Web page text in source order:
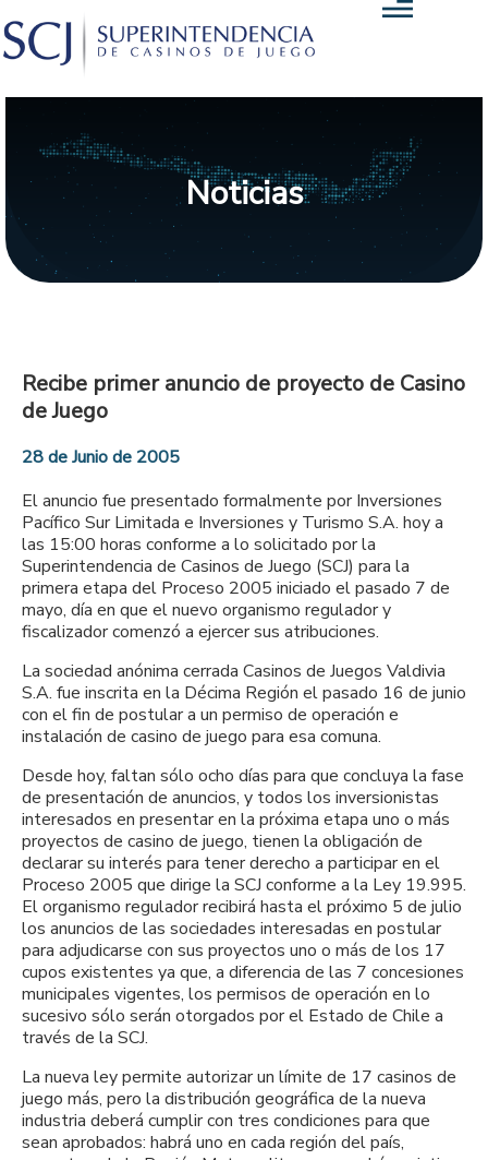
Noticias
Recibe primer anuncio de proyecto de Casino
de Juego
28 de Junio de 2005
El anuncio fue presentado formalmente por Inversiones
Pacífico Sur Limitada e Inversiones y Turismo S.A. hoy a
las 15:00 horas conforme a lo solicitado por la
Superintendencia de Casinos de Juego (SCJ) para la
primera etapa del Proceso 2005 iniciado el pasado 7 de
mayo, día en que el nuevo organismo regulador y
fiscalizador comenzó a ejercer sus atribuciones.
La sociedad anónima cerrada Casinos de Juegos Valdivia
S.A. fue inscrita en la Décima Región el pasado 16 de junio
con el fin de postular a un permiso de operación e
instalación de casino de juego para esa comuna.
Desde hoy, faltan sólo ocho días para que concluya la fase
de presentación de anuncios, y todos los inversionistas
interesados en presentar en la próxima etapa uno o más
proyectos de casino de juego, tienen la obligación de
declarar su interés para tener derecho a participar en el
Proceso 2005 que dirige la SCJ conforme a la Ley 19.995.
El organismo regulador recibirá hasta el próximo 5 de julio
los anuncios de las sociedades interesadas en postular
para adjudicarse con sus proyectos uno o más de los 17
cupos existentes ya que, a diferencia de las 7 concesiones
municipales vigentes, los permisos de operación en lo
sucesivo sólo serán otorgados por el Estado de Chile a
través de la SCJ.
La nueva ley permite autorizar un límite de 17 casinos de
juego más, pero la distribución geográfica de la nueva
industria deberá cumplir con tres condiciones para que
sean aprobados: habrá uno en cada región del país,